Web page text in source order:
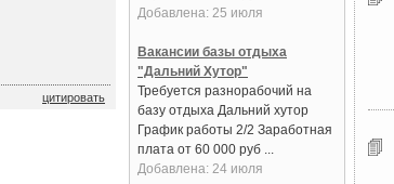
цитировать
Добавлена: 25 июля
Вакансии базы отдыха
"Дальний Хутор"
Требуется разнорабочий на
базу отдыха Дальний хутор
График работы 2/2 Заработная
плата от 60 000 руб ...
Добавлена: 24 июля